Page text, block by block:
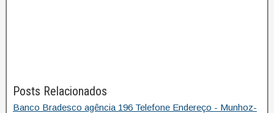
Posts Relacionados
Banco Bradesco agência 196 Telefone Endereço - Munhoz-